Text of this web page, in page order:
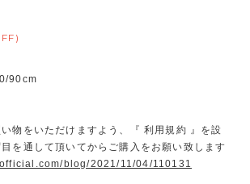
90cm
物をいただけますよう、『 利用規約 』を設
を通して頂いてからご購入をお願い致します
blog/2021/11/04/110131